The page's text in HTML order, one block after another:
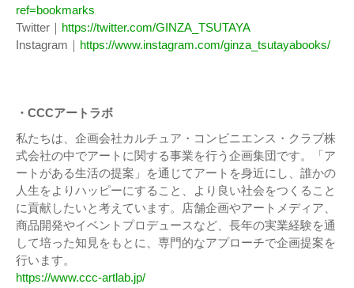
ref=bookmarks
Twitter｜ https://twitter.com/GINZA_TSUTAYA
Instagram｜ https://www.instagram.com/ginza_tsutayabooks/
・CCCアートラボ
私たちは、企画会社カルチュア・コンビニエンス・クラブ株
式会社の中でアートに関する事業を行う企画集団です。「ア
ートがある生活の提案」を通じてアートを身近にし、誰かの
人生をよりハッピーにすること、より良い社会をつくること
に貢献したいと考えています。店舗企画やアートメディア、
商品開発やイベントプロデュースなど、長年の実業経験を通
して培った知見をもとに、専門的なアプローチで企画提案を
行います。
https://www.ccc-artlab.jp/